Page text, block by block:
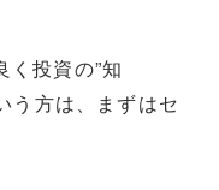
く投資の”知
う方は、まずはセ